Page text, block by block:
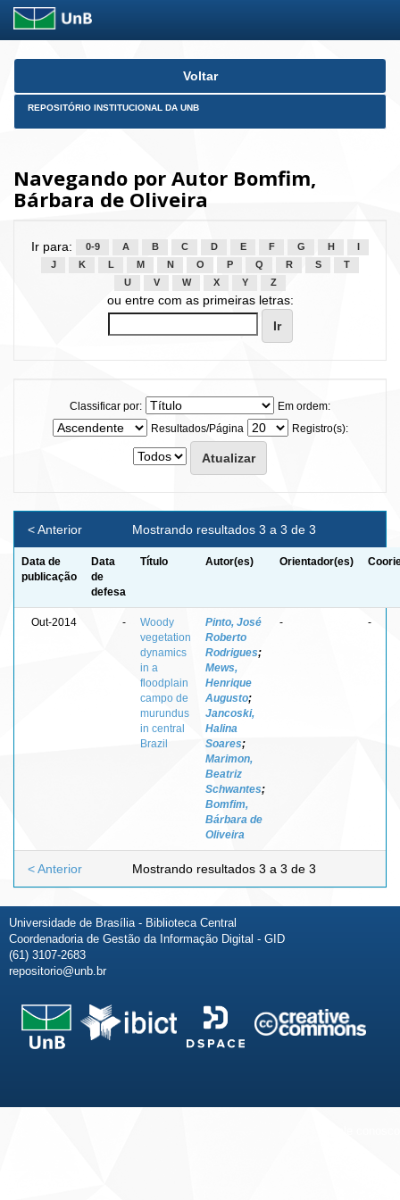
Skip
Voltar
REPOSITÓRIO INSTITUCIONAL DA UNB
Navegando por Autor Bomfim,
Bárbara de Oliveira
Ir para: 0-9 A B C D E F G H
J
K L M N O P Q R S
T
U
V W X Y Z
ou entre com as primeiras letras:
Classificar por:
Em ordem:
Resultados/Página
Registro(s):
Mostrando resultados 3 a 3 de 3
< Anterior
Data de
publicação
Data
de
defesa
Título Autor(es) Orientador(es)
Out-2014 -
Woody
vegetation
dynamics
in a
floodplain
campo de
murundus
in central
Brazil
Pinto, José
Roberto
Rodrigues;
Mews,
Henrique
Augusto;
Jancoski,
Halina
Soares;
Marimon,
Beatriz
Schwantes;
Bomfim,
Bárbara de
Oliveira
- -
Mostrando resultados 3 a 3 de 3
< Anterior
Universidade de Brasília - Biblioteca Central
Coordenadoria de Gestão da Informação Digital - GID
(61) 3107-2683
repositorio@unb.br